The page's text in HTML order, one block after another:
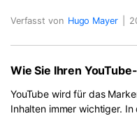
Verfasst von Hugo Mayer
Wie Sie Ihren
YouTube wird für das
Inhalten immer wichtiger.